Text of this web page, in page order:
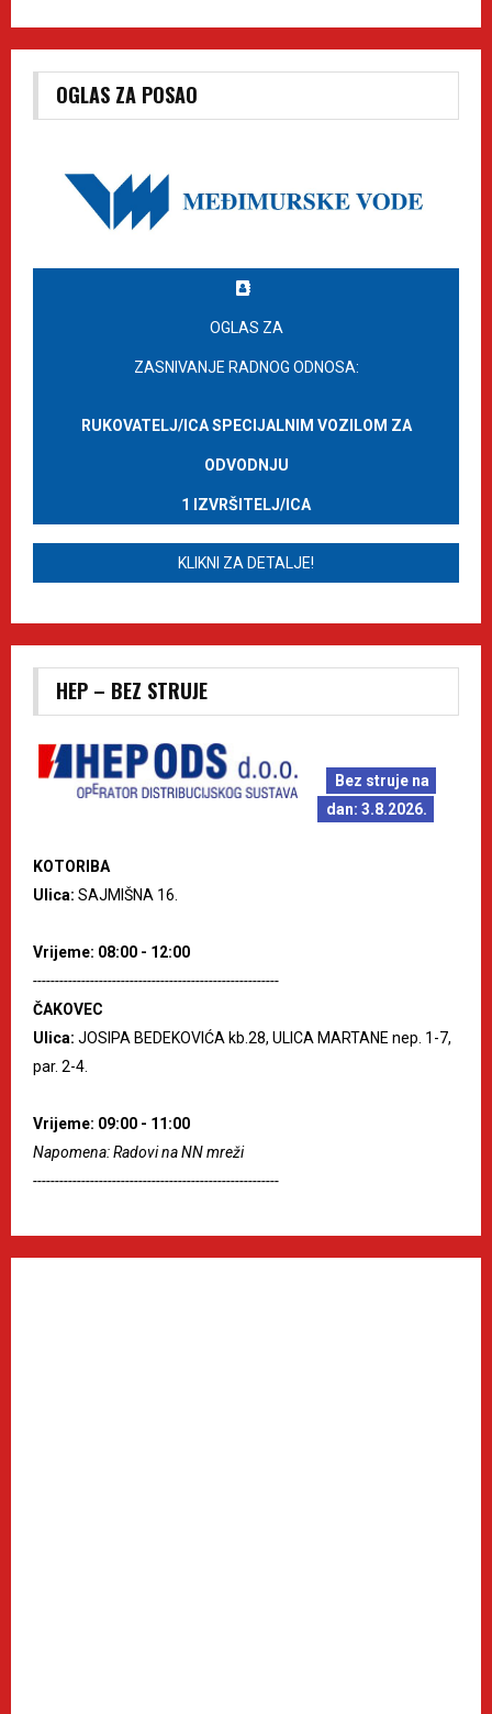
OGLAS ZA POSAO
OGLAS ZA
ZASNIVANJE RADNOG ODNOSA:
RUKOVATELJ/ICA SPECIJALNIM VOZILOM ZA
ODVODNJU
1 IZVRŠITELJ/ICA
KLIKNI ZA DETALJE!
HEP – BEZ STRUJE
Bez struje na
dan: 3.8.2026.
KOTORIBA
Ulica: SAJMIŠNA 16.
Vrijeme: 08:00 - 12:00
--------------------------------------------------------
ČAKOVEC
Ulica: JOSIPA BEDEKOVIĆA kb.28, ULICA MARTANE nep. 1-7,
par. 2-4.
Vrijeme: 09:00 - 11:00
Napomena: Radovi na NN mreži
--------------------------------------------------------